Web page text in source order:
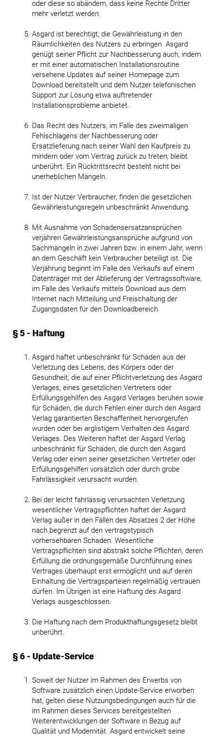
oder diese so abändern, dass keine Rechte Dritter
mehr verletzt werden.
Asgard ist berechtigt, die Gewährleistung in den
Räumlichkeiten des Nutzers zu erbringen. Asgard
genügt seiner Pflicht zur Nachbesserung auch, indem
er mit einer automatischen Installationsroutine
versehene Updates auf seiner Homepage zum
Download bereitstellt und dem Nutzer telefonischen
Support zur Lösung etwa auftretender
Installationsprobleme anbietet.
Das Recht des Nutzers, im Falle des zweimaligen
Fehlschlagens der Nachbesserung oder
Ersatzlieferung nach seiner Wahl den Kaufpreis zu
mindern oder vom Vertrag zurück zu treten, bleibt
unberührt. Ein Rücktrittsrecht besteht nicht bei
unerheblichen Mängeln.
Ist der Nutzer Verbraucher, finden die gesetzlichen
Gewährleistungsregeln unbeschränkt Anwendung.
Mit Ausnahme von Schadensersatzansprüchen
verjähren Gewährleistungsansprüche aufgrund von
Sachmängeln in zwei Jahren bzw. in einem Jahr, wenn
an dem Geschäft kein Verbraucher beteiligt ist. Die
Verjährung beginnt im Falle des Verkaufs auf einem
Datenträger mit der Ablieferung der Vertragssoftware,
im Falle des Verkaufs mittels Download aus dem
Internet nach Mitteilung und Freischaltung der
Zugangsdaten für den Downloadbereich.
§ 5 - Haftung
Asgard haftet unbeschränkt für Schäden aus der
Verletzung des Lebens, des Körpers oder der
Gesundheit, die auf einer Pflichtverletzung des Asgard
Verlages, eines gesetzlichen Vertreters oder
Erfüllungsgehilfen des Asgard Verlages beruhen sowie
für Schäden, die durch Fehlen einer durch den Asgard
Verlag garantierten Beschaffenheit hervorgerufen
wurden oder bei arglistigem Verhalten des Asgard
Verlages. Des Weiteren haftet der Asgard Verlag
unbeschränkt für Schäden, die durch den Asgard
Verlag oder einen seiner gesetzlichen Vertreter oder
Erfüllungsgehilfen vorsätzlich oder durch grobe
Fahrlässigkeit verursacht wurden.
Bei der leicht fahrlässig verursachten Verletzung
wesentlicher Vertragspflichten haftet der Asgard
Verlag außer in den Fällen des Absatzes 2 der Höhe
nach begrenzt auf den vertragstypisch
vorhersehbaren Schaden. Wesentliche
Vertragspflichten sind abstrakt solche Pflichten, deren
Erfüllung die ordnungsgemäße Durchführung eines
Vertrages überhaupt erst ermöglicht und auf deren
Einhaltung die Vertragsparteien regelmäßig vertrauen
dürfen. Im Übrigen ist eine Haftung des Asgard
Verlags ausgeschlossen.
Die Haftung nach dem Produkthaftungsgesetz bleibt
unberührt.
§ 6 - Update-Service
Soweit der Nutzer im Rahmen des Erwerbs von
Software zusätzlich einen Update-Service erworben
hat, gelten diese Nutzungsbedingungen auch für die
im Rahmen dieses Services bereitgestellten
Weiterentwicklungen der Software in Bezug auf
Qualität und Modernität. Asgard entwickelt seine